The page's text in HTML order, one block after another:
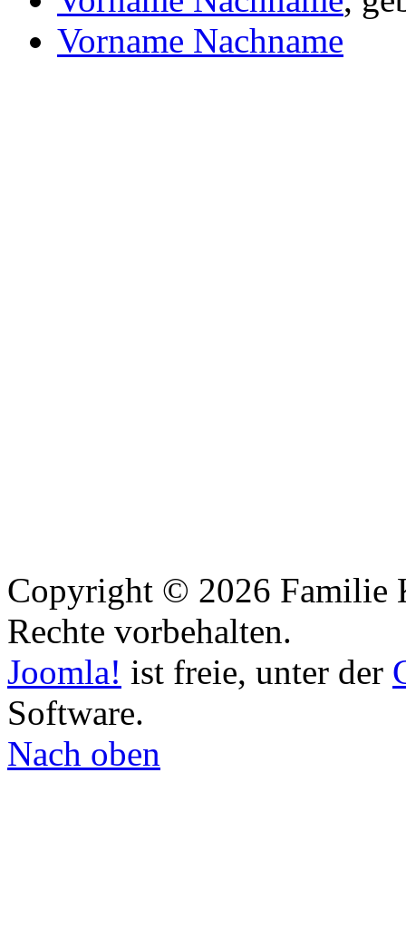
Vorname Nachname
Copyright © 2026 Familie
Rechte vorbehalten.
Joomla! ist freie, unter der
Software.
Nach oben